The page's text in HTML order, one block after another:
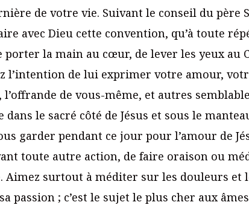
de votre vie. Suivant le conseil du père
avec Dieu cette convention, qu’à toute
la main au cœur, de lever les yeux au
l’intention de lui exprimer votre amour,
de vous-même, et autres
dans le sacré côté de Jésus et sous le
garder pendant ce jour pour l’amour de
toute autre action, de faire oraison ou
surtout à méditer sur les douleurs et
passion ; c’est le sujet le plus cher aux